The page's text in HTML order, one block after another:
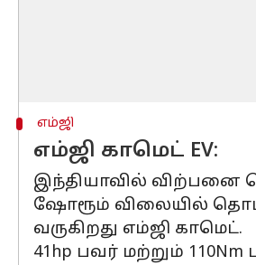
எம்ஜி
எம்ஜி காமெட் EV:
இந்தியாவில் விற்பனை
ஷோரூம் விலையில்
வருகிறது எம்ஜி காமெட்.
41hp பவர் மற்றும்